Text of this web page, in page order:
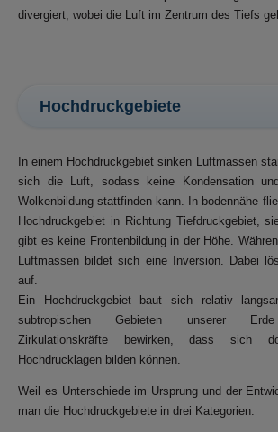
divergiert, wobei die Luft im Zentrum des Tiefs
Hochdruckgebiete
In einem Hochdruckgebiet sinken Luftmassen
sich die Luft, sodass keine Kondensation
Wolkenbildung stattfinden kann. In bodennähe
Hochdruckgebiet in Richtung Tiefdruckgebiet,
gibt es keine Frontenbildung in der Höhe.
Luftmassen bildet sich eine Inversion. Dabei
auf.
Ein Hochdruckgebiet baut sich relativ
subtropischen Gebieten unserer Erde
Zirkulationskräfte bewirken, dass sich
Hochdrucklagen bilden können.
Weil es Unterschiede im Ursprung und der
man die Hochdruckgebiete in drei Kategorien.